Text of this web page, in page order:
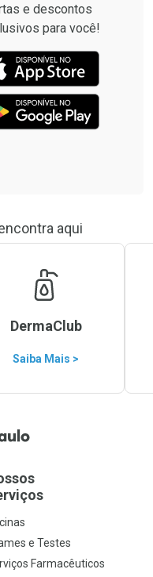
e descontos
para você!
aqui
DermaClub
Saiba Mais >
e Testes
Farmacêuticos